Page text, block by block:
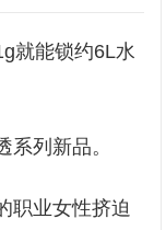
就能锁约6L水
系列新品。
职业女性挤迫